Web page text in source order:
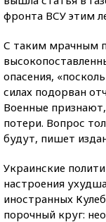
фронта ВСУ этим
С таким мрачным
опасения,
силах подорван
Военные
потери. Вопрос
будут, пишет
Украинские
настроения
иностранных
порочный круг: